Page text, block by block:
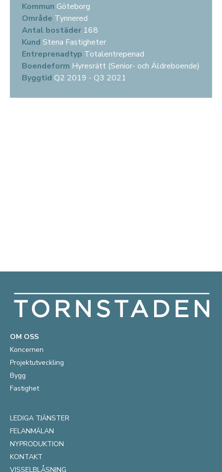
Kommun Göteborg
Område Tynnered
Antal bostäder 168
Kund Stena Fastigheter
Entreprenadtyp Totalentrepenad
Boendeform Hyresrätt (Senior- och Äldreboende)
Byggtid Q2 2019 - Q3 2021
OM OSS
Koncernen
Projektutveckling
Bygg
Fastighet
LEDIGA TJÄNSTER
FELANMÄLAN
NYPRODUKTION
KONTAKT
VISSELBLÅSNING